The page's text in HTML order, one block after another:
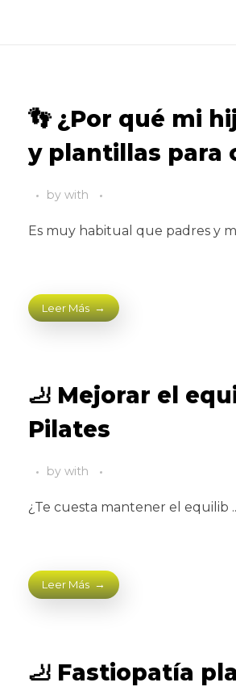
👣 ¿Por qué mi
y plantillas para
by with
Es muy habitual que padres y m
Leer Más
🦶 Mejorar el
Pilates
by with
¿Te cuesta mantener el equilib
Leer Más
🦶 Fastiopatía